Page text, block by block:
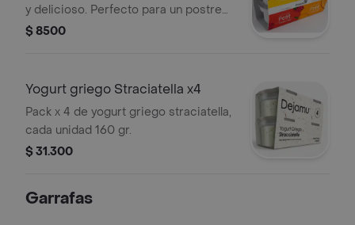
y delicioso. Perfecto para un postre
pequeño, para la merienda de la
$ 8500
Yogurt griego Straciatella x4
Pack x 4 de yogurt griego straciatella,
cada unidad 160 gr.
$ 31.300
Garrafas